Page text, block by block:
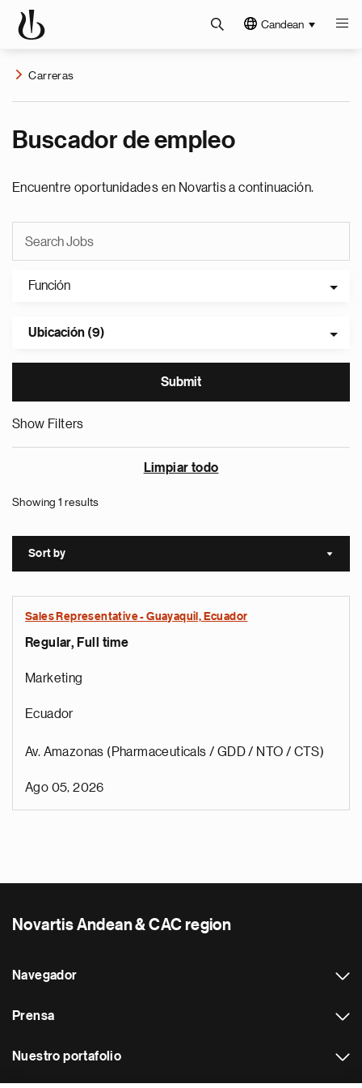
Candean
Carreras
Buscador de empleo
Encuentre oportunidades en Novartis a continuación.
Función
Ubicación (9)
Show Filters
Limpiar todo
Showing 1 results
Sort by Sort
Sales Representative - Guayaquil, Ecuador
Regular, Full time
Marketing
Ecuador
Av. Amazonas (Pharmaceuticals / GDD / NTO / CTS)
Ago 05, 2026
Novartis Andean & CAC region
Navegador
Prensa
Nuestro portafolio